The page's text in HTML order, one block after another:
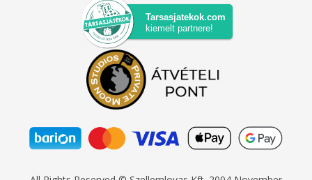
Tarsasjatekok.com
kiemelt partnere!